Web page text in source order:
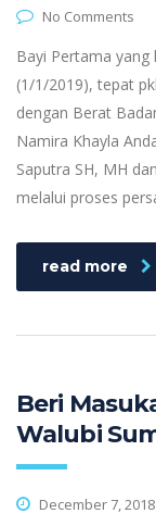
No Comments
Bayi Pertama yang
(1/1/2019), tepat
dengan Berat
Namira Khayla
Saputra SH, MH
melalui proses
read more
Beri
Walubi
December 7, 2018